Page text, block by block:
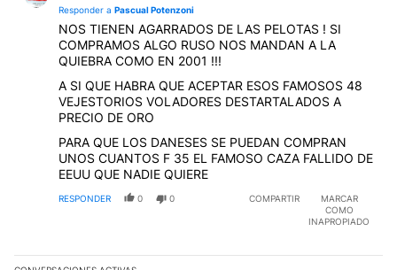
Responder a Pascual Potenzoni
NOS TIENEN AGARRADOS DE LAS PELOTAS ! SI
COMPRAMOS ALGO RUSO NOS MANDAN A LA
QUIEBRA COMO EN 2001 !!!
A SI QUE HABRA QUE ACEPTAR ESOS FAMOSOS 48
VEJESTORIOS VOLADORES DESTARTALADOS A
PRECIO DE ORO
PARA QUE LOS DANESES SE PUEDAN COMPRAN
UNOS CUANTOS F 35 EL FAMOSO CAZA FALLIDO DE
EEUU QUE NADIE QUIERE
RESPONDER 0 0 COMPARTIR
MARCAR
COMO
INAPROPIADO